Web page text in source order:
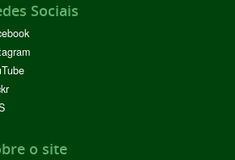
Sociais
o site